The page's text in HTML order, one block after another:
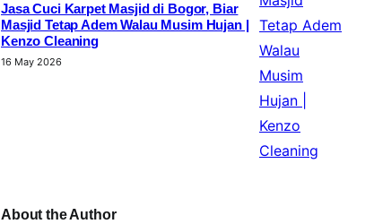
Jasa Cuci Karpet Masjid di Bogor, Biar
Masjid Tetap Adem Walau Musim Hujan |
Kenzo Cleaning
16 May 2026
About the Author